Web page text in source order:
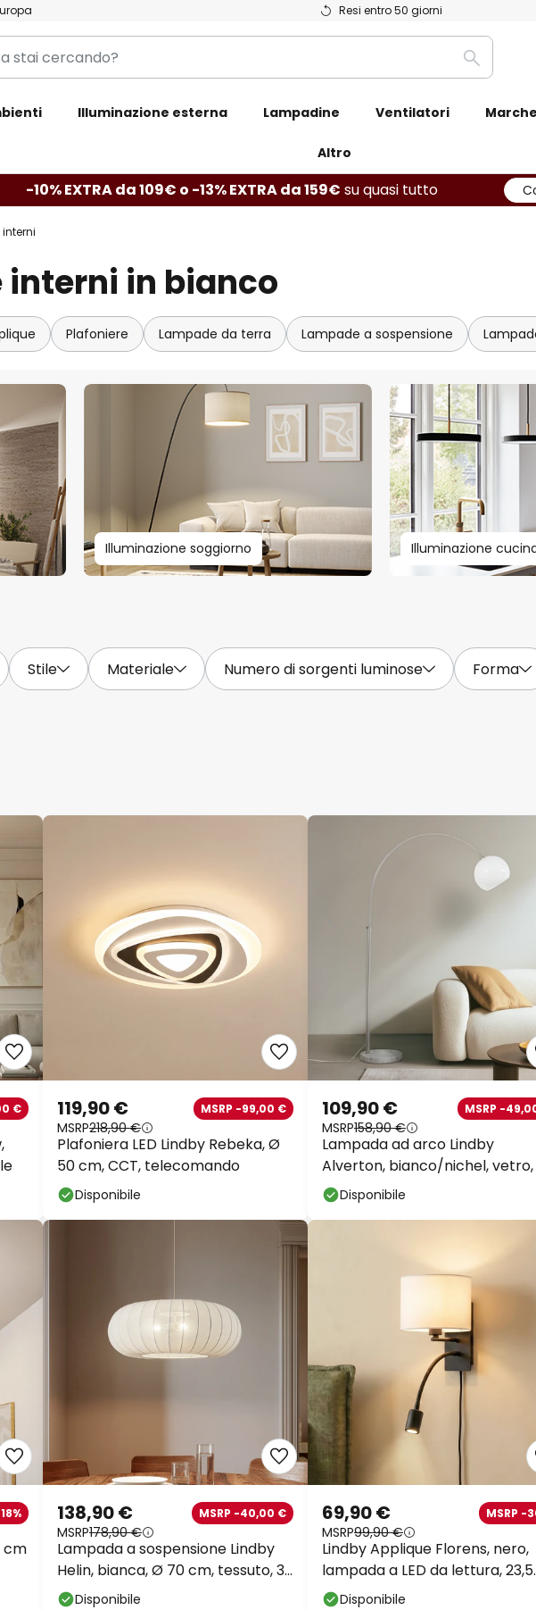
Resi entro 50 giorni
Ricerca
Illuminazione esterna Lampadine Ventilatori Marche
Altro
-10% EXTRA da 109€ o -13% EXTRA da 159€ su quasi tutto
in bianco
Plafoniere Lampade da terra Lampade a sospensione
Illuminazione soggiorno Illuminazione
Stile Materiale Numero di sorgenti luminose Forma
€
Plafoniera LED Lindby Rebeka, Ø
50 cm, CCT, telecomando
119,90 € MSRP -99,00 €
MSRP218,90 €
Disponibile
Lampada ad arco Lindby
Alverton, bianco/nichel, vetro,
cm
109,90 € MSRP -
MSRP158,90 €
Disponibile
cm
Lampada a sospensione Lindby
Helin, bianca, Ø 70 cm, tessuto, 3
x E27
138,90 € MSRP -40,00 €
MSRP178,90 €
Disponibile
Lindby Applique Florens, nero,
lampada a LED da lettura, 23,5
cm
69,90 € MSRP -
MSRP99,90 €
Disponibile